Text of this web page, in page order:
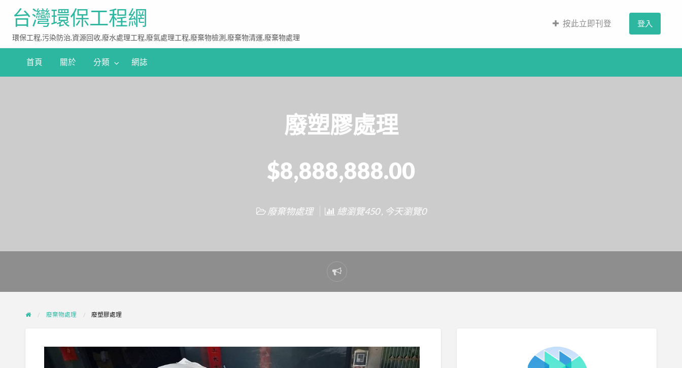
台灣環保工程網
環保工程,污染防治,資源回收,廢水處理工程,廢氣處理工程,廢棄物檢測,廢棄物清運,廢棄物處理
按此立即刊登 登入
首頁 關於 分類 網誌
廢塑膠處理
$8,888,888.00
廢棄物處理 總瀏覽450 , 今天瀏覽0
Report
problem
廢棄物處理 廢塑膠處理